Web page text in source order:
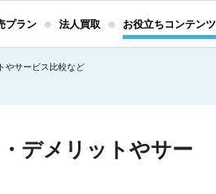
プラン 法人買取 お役立ちコンテンツ
やサービス比較など
デメリットやサー